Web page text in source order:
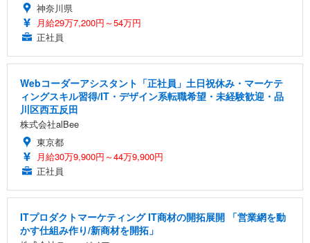
神奈川県
月給29万7,200円～54万円
正社員
Webコーダーアシスタント「正社員」土日祝休み・マーケテ
ィングスキル習得/IT・デザイン系転職希望・未経験歓迎・品
川区西五反田
株式会社alBee
東京都
月給30万9,900円～44万9,900円
正社員
ITプロダクトマーケティング IT商材の開拓展開 「営業網を動
かす仕組み作り/新商材を開拓」